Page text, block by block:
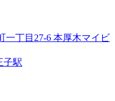
一丁目27-6 本厚木マイビ
子駅